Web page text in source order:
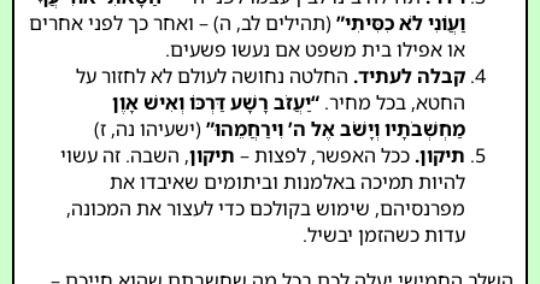
וַעֲוֹנִי לֹא כִסִּיתִי” (תהילים לב, ה) – ואחר כך לפני אחרים
או אפילו בית משפט אם נעשו פשעים.
קבלה לעתיד. החלטה נחושה לעולם לא לחזור על
החטא, בכל מחיר.“יַעֲזֹב רָשָׁע דַּרְכּוֹ וְאִישׁ אָוֶן
מַחְשְׁבֹתָיו וְיָשֹׁב אֶל ה’ וִירַחֲמֵהוּ” (ישעיהו נה, ז)
תיקון. ככל האפשר, לפצות – תיקון, השבה. זה עשוי
להיות תמיכה באלמנות וביתומים שאיבדו את
מפרנסיהם, שימוש בקולכם כדי לעצור את המכונה,
עדות כשהזמן יבשיל.